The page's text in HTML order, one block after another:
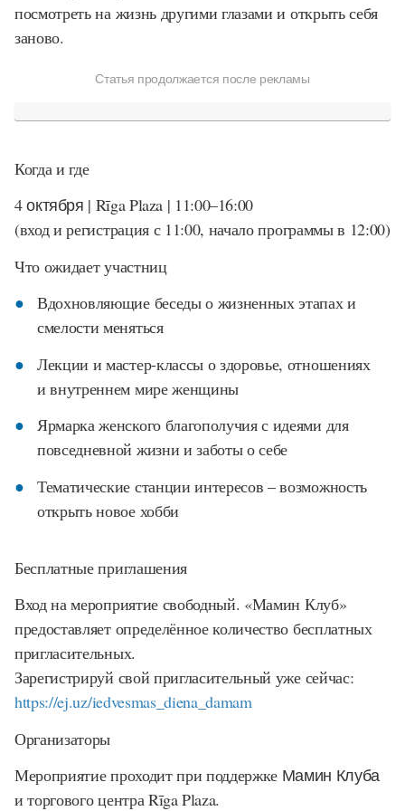
посмотреть на жизнь другими глазами и открыть себя
заново.
Статья продолжается после рекламы
Когда и где
4 октября | Rīga Plaza | 11:00–16:00
(вход и регистрация с 11:00, начало программы в 12:00)
Что ожидает участниц
Вдохновляющие беседы о жизненных этапах и
смелости меняться
Лекции и мастер-классы о здоровье, отношениях
и внутреннем мире женщины
Ярмарка женского благополучия с идеями для
повседневной жизни и заботы о себе
Тематические станции интересов – возможность
открыть новое хобби
Бесплатные приглашения
Вход на мероприятие свободный. «Мамин Клуб»
предоставляет определённое количество бесплатных
пригласительных.
Зарегистрируй свой пригласительный уже сейчас:
https://ej.uz/iedvesmas_diena_damam
Организаторы
Мероприятие проходит при поддержке Мамин Клуба
и торгового центраRīga Plaza.